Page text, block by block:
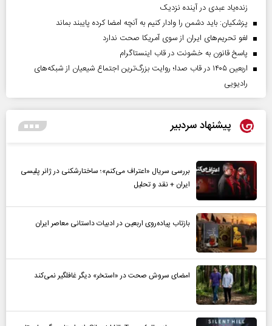
زنده‌یاد عبدی در آینده نزدیک
پزشکیان: باید دشمن را وادار کنیم به آنچه امضا کرده پایبند بماند
لغو تحریم‌های ایران از سوی آمریکا صحت ندارد
پاسخ قانون به خشونت در قاب اینستاگرام
اربعین ۱۴۰۵ در قاب صدا؛ روایت بزرگ‌ترین اجتماع شیعیان از شبکه‌های
رادیویی
پیشنهاد سردبیر
بررسی سریال «اعتراف می‌کنم»؛ ساختارشکنی در ژانر پلیسی
ایران + نقد و تحلیل
بازتاب پیاده‌روی اربعین در ادبیات داستانی معاصر ایران
امضای سروش صحت در «استخر» دیگر غافلگیر نمی‌کند